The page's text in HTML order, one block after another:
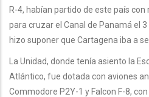
R-4, habían partido de este país
para cruzar el Canal de Panamá el
hizo suponer que Cartagena iba a
La Unidad, donde tenía asiento la
Atlántico, fue dotada con aviones
Commodore P2Y-1 y Falcon F-8,